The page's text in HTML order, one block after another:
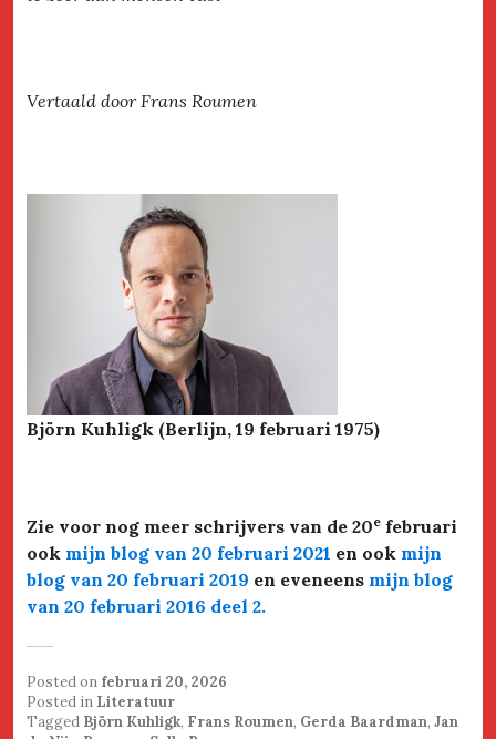
Vertaald door Frans Roumen
Björn Kuhligk (Berlijn, 19 februari 1975)
Zie voor nog meer schrijvers van de 20e februari
ook mijn blog van 20 februari 2021 en ook mijn
blog van 20 februari 2019 en eveneens mijn blog
van 20 februari 2016 deel 2.
Posted on februari 20, 2026
Posted in Literatuur
Tagged Björn Kuhligk, Frans Roumen, Gerda Baardman, Jan